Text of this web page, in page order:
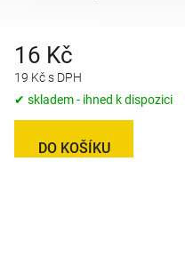
19 Kč s DPH
16 Kč
✔ skladem - ihned k dispozici
DO KOŠÍKU